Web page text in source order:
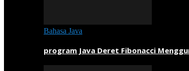
Bahasa Java
program Java Deret Fibonacci